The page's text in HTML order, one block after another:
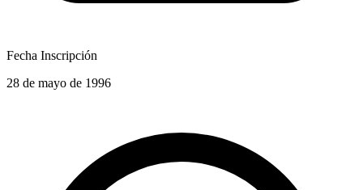
Fecha Inscripción
28 de mayo de 1996